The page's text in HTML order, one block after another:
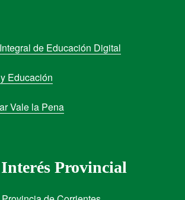
de Educación Digital
Educación
Vale la Pena
Provincial